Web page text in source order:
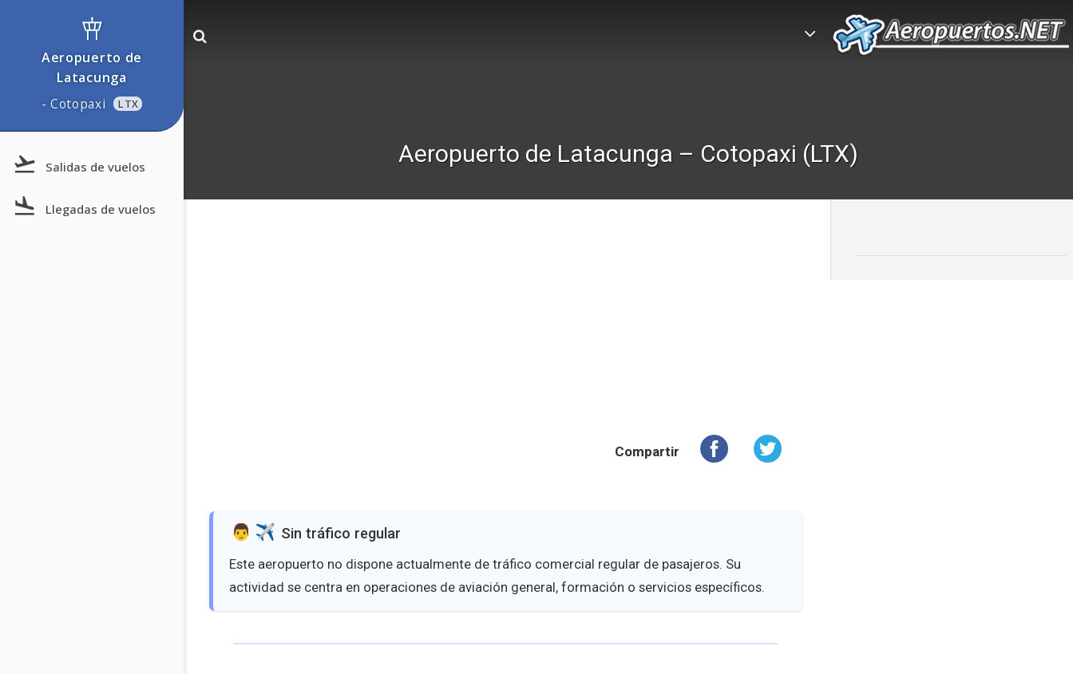
Aeropuerto de
Latacunga
- Cotopaxi
LTX
Salidas de vuelos
Llegadas de vuelos
Aeropuerto de Latacunga – Cotopaxi (LTX)
Compartir
️ Sin tráfico regular
Este aeropuerto no dispone actualmente de tráfico comercial regular de pasajeros. Su
actividad se centra en operaciones de aviación general, formación o servicios específicos.